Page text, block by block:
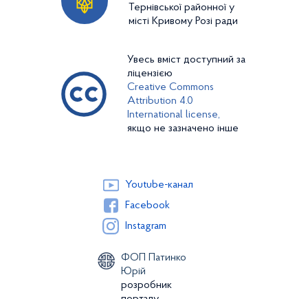
Тернівської районної у
місті Кривому Розі ради
Увесь вміст доступний за
ліцензією
Creative Commons
Attribution 4.0
International license,
якщо не зазначено інше
Youtube-канал
Facebook
Instagram
ФОП Патинко
Юрій
розробник